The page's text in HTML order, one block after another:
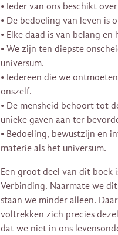
• Ieder van ons beschikt
• De bedoeling van leven is
• Elke daad is van belang
• We zijn ten diepste
universum.
• Iedereen die we
onszelf.
• De mensheid behoort tot
unieke gaven aan ter
• Bedoeling, bewustzijn en
materie als het universum.
Een groot deel van dit boek
Verbinding. Naarmate we
staan we minder alleen.
voltrekken zich precies
dat we niet in ons